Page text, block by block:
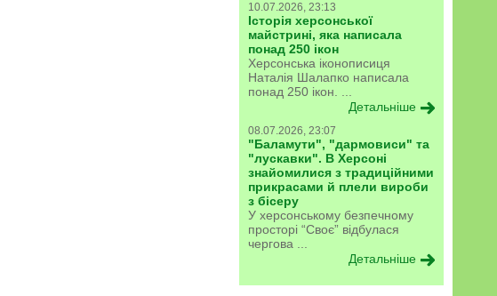
10.07.2026, 23:13
Історія херсонської
майстрині, яка написала
понад 250 ікон
Херсонська іконописиця
Наталія Шалапко написала
понад 250 ікон. ...
Детальніше
08.07.2026, 23:07
"Баламути", "дармовиси" та
"лускавки". В Херсоні
знайомилися з традиційними
прикрасами й плели вироби
з бісеру
У херсонському безпечному
просторі “Своє” відбулася
чергова ...
Детальніше